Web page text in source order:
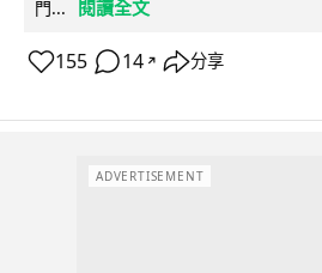
門...
閱讀全文
155 14 ↗ 分享
ADVERTISEMENT